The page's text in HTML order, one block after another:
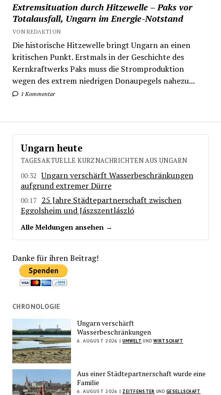
Extremsituation durch Hitzewelle – Paks vor
Totalausfall, Ungarn im Energie-Notstand
VON REDAKTION
Die historische Hitzewelle bringt Ungarn an einen
kritischen Punkt. Erstmals in der Geschichte des
Kernkraftwerks Paks muss die Stromproduktion
wegen des extrem niedrigen Donaupegels nahezu...
1 Kommentar
Ungarn heute
TAGESAKTUELLE KURZNACHRICHTEN AUS UNGARN
00:32
Ungarn verschärft Wasserbeschränkungen
aufgrund extremer Dürre
00:17
25 Jahre Städtepartnerschaft zwischen
Eggolsheim und Jászszentlászló
Alle Meldungen ansehen →
Danke für ihren Beitrag!
CHRONOLOGIE
Ungarn verschärft
Wasserbeschränkungen
6. AUGUST 2026 | UMWELT UND WIRTSCHAFT
Aus einer Städtepartnerschaft wurde eine
Familie
6. AUGUST 2026 | ZEITFENSTER UNDGESELLSCHAFT